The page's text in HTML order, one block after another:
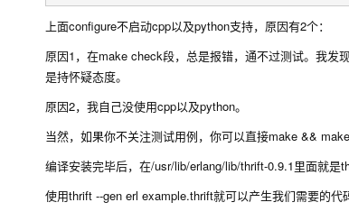
上面configure不启动cpp以及python支持，原因有2个：
原因1，在make check段，总是报错，通不过测试。我发
是持怀疑态度。
原因2，我自己没使用cpp以及python。
当然，如果你不关注测试用例，你可以直接make &&
编译安装完毕后，在/usr/lib/erlang/lib/thrift-0.9.1里面就是
使用thrift --gen erl example.thrift就可以产生我们需要的代